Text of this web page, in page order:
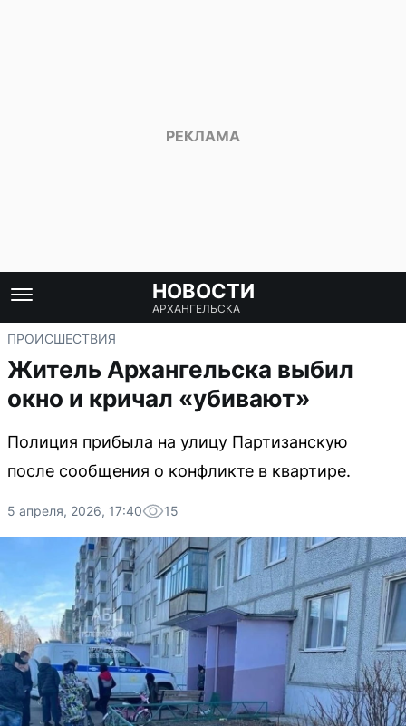
НОВОСТИ
АРХАНГЕЛЬСКА
ПРОИСШЕСТВИЯ
Житель Архангельска выбил
окно и кричал «убивают»
Полиция прибыла на улицу Партизанскую
после сообщения о конфликте в квартире.
5 апреля, 2026, 17:40 15